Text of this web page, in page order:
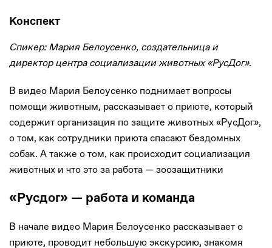
Конспект
Спикер: Мария Белоусенко, создательница и
директор центра социализации животных «РусДог».
В видео Мария Белоусенко поднимает вопросы
помощи животным, рассказывает о приюте, который
содержит организация по защите животных «РусДог»,
о том, как сотрудники приюта спасают бездомных
собак. А также о том, как происходит социализация
животных и что это за работа — зоозащитники
«Русдог» — работа и команда
В начале видео Мария Белоусенко рассказывает о
приюте, проводит небольшую экскурсию, знакомя